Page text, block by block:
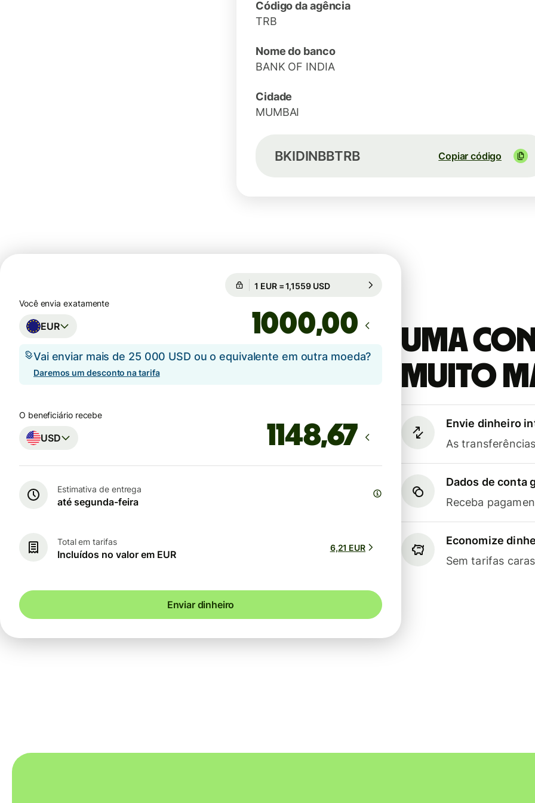
Código da agência
TRB
Nome do banco
BANK OF INDIA
Cidade
MUMBAI
BKIDINBBTRB Copiar código
Uma
muito
Envie dinheiro
As
Dados de conta
Receba
Economize
Sem tarifas
Câmbio garantido por 50h
Você envia exatamente
EUR ,00
Vai enviar mais de 25 000 USD ou o equivalente em outra moeda?
Daremos um desconto na tarifa
O beneficiário recebe
USD
Estimativa de entrega
até segunda-feira
Total em tarifas
Incluídos no valor em EUR
6,21 EUR
Enviar dinheiro